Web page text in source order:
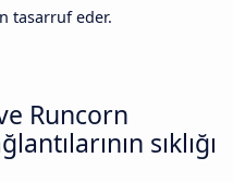
tasarruf eder.
Runcorn
sıklığı